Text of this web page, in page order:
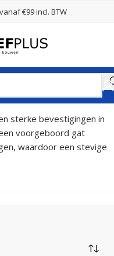
€99 incl. BTW
sterke bevestigingen in
voorgeboord gat
waardoor een stevige